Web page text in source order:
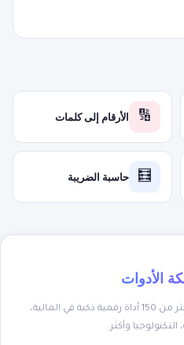
🔢 الأرقام إلى كلمات
🧮 حاسبة الضريبة
الأدوات
موقع أدوات عربي متكامل يضم أكثر من 150 أداة رقمية ذكية في المالية،
التكنولوجيا وأكثر.